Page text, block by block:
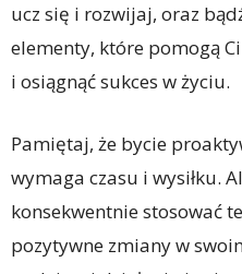
ucz się i rozwijaj, oraz
elementy, które pomogą
i osiągnąć sukces w życiu.
Pamiętaj, że bycie
wymaga czasu i wysiłku.
konsekwentnie stosować
pozytywne zmiany w